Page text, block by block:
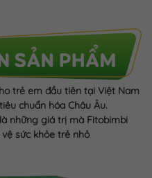
trẻ em đầu tiên tại Việt Nam
chuẩn hóa Châu Âu.
những giá trị mà Fitobimbi
sức khỏe trẻ nhỏ